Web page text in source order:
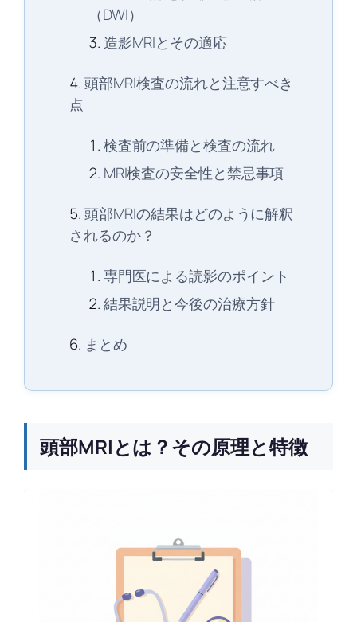
（DWI）
造影MRIとその適応
頭部MRI検査の流れと注意すべき
点
検査前の準備と検査の流れ
MRI検査の安全性と禁忌事項
頭部MRIの結果はどのように解釈
されるのか？
専門医による読影のポイント
結果説明と今後の治療方針
まとめ
頭部MRIとは？その原理と特徴